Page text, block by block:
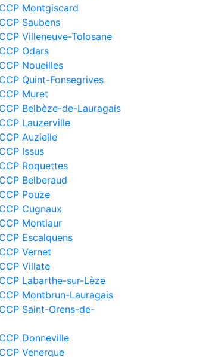
Montgiscard
Saubens
Villeneuve-Tolosane
Odars
Noueilles
Quint-Fonsegrives
Muret
Belbèze-de-Lauragais
Lauzerville
Auzielle
Issus
Roquettes
Belberaud
Pouze
Cugnaux
Montlaur
Escalquens
Vernet
Villate
Labarthe-sur-Lèze
Montbrun-Lauragais
Saint-Orens-de-
Donneville
Venerque